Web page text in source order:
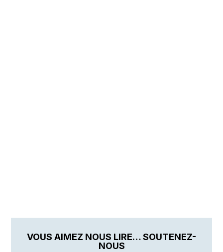
VOUS AIMEZ NOUS LIRE… SOUTENEZ-
NOUS